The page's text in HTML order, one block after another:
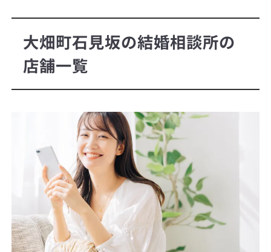
大畑町石見坂の結婚相談所の
店舗一覧